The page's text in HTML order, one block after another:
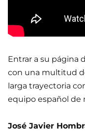
Entrar a su página
con una multitud
larga trayectoria
equipo español de
José Javier